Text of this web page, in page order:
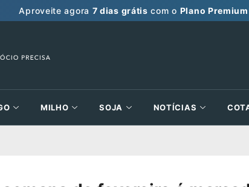
Aproveite agora 7 dias grátis com o Plano
MILHO SOJA NOTÍCIAS